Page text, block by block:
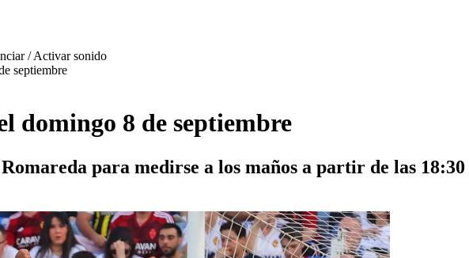
septiembre
domingo 8 de septiembre
para medirse a los maños a partir de las 18:30